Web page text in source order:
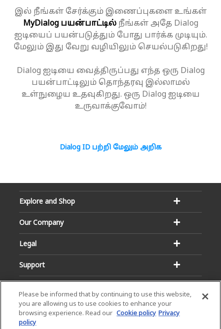
இல் நீங்கள் சேர்க்கும் இணைப்புகளை உங்கள்
MyDialog பயன்பாட்டில்நீங்கள் அதே Dialog
ஐடியைப் பயன்படுத்தும் போது பார்க்க முடியும்.
மேலும் இது வேறு வழியிலும் செயல்படுகிறது!
Dialog ஐடியை வைத்திருப்பது எந்த ஒரு Dialog
பயன்பாட்டிலும் தொந்தரவு இல்லாமல்
உள்நுழைய உதவுகிறது. ஒரு Dialog ஐடியை
உருவாக்குவோம்!
Dialog ID பற்றி மேலும் அறிக
Explore and Shop
Our Company
Legal
Support
Please be informed that by continuing to use this website,
you are allowing us to use cookies to enhance your
browsing experience. Read our Cookie policy Privacy
policy